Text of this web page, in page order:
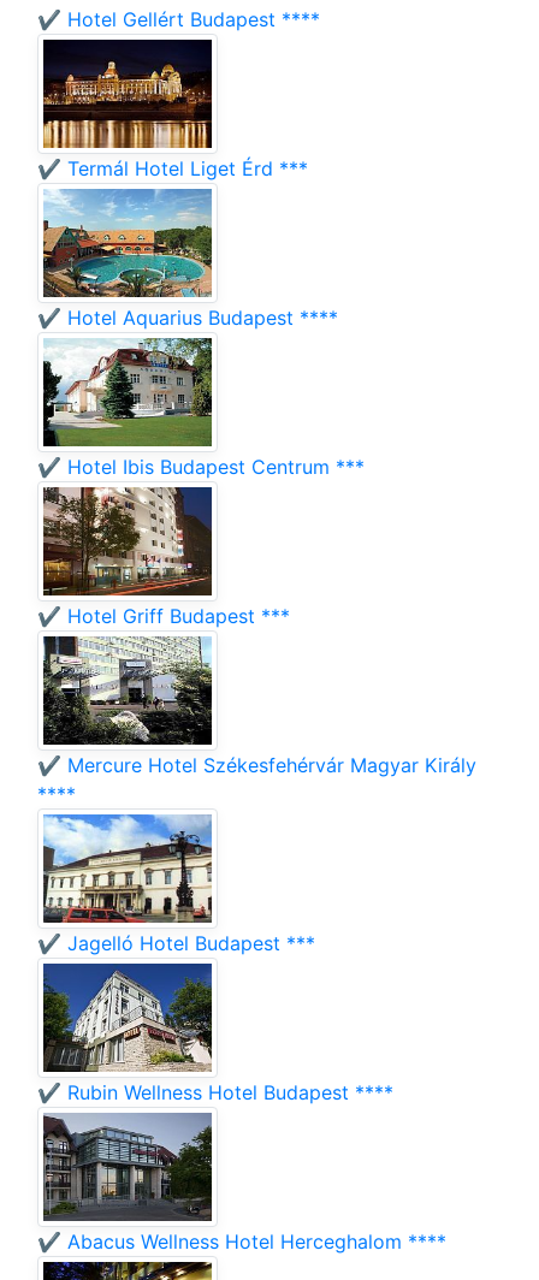
✔️ Hotel Gellért Budapest ****
✔️ Termál Hotel Liget Érd ***
✔️ Hotel Aquarius Budapest ****
✔️ Hotel Ibis Budapest Centrum ***
✔️ Hotel Griff Budapest ***
✔️ Mercure Hotel Székesfehérvár Magyar Király
****
✔️ Jagelló Hotel Budapest ***
✔️ Rubin Wellness Hotel Budapest ****
✔️ Abacus Wellness Hotel Herceghalom ****